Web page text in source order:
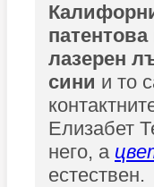
лазерен
сини и то
Елизабет
него, а
естествен.